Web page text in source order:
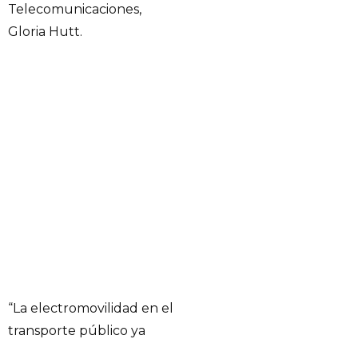
Telecomunicaciones,
Gloria Hutt.
“La electromovilidad en el
transporte público ya